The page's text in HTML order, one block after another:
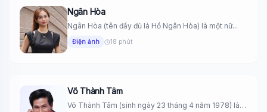
Ngân Hòa
Ngân Hòa (tên đầy đủ là Hồ Ngân Hòa) là một nữ...
Điện ảnh 18 phút
Võ Thành Tâm
Võ Thành Tâm (sinh ngày 23 tháng 4 năm 1978) là